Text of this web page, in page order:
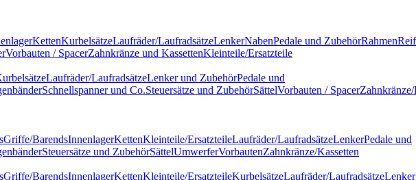
KettenKurbelsätzeLaufräder/LaufradsätzeLenkerNabenPedale und ZubehörRahmen
Vorbauten / SpacerZahnkränze und KassettenKleinteile/Ersatzteile
Laufräder/LaufradsätzeLenker und ZubehörPedale und
Schnellspanner und Co.Steuersätze und ZubehörSättelVorbauten / SpacerZahnkränze/
Griffe/BarendsInnenlagerKettenKleinteile/ErsatzteileLaufräder/LaufradsätzeLenkerPedale und
Steuersätze und ZubehörSättelUmwerferVorbautenZahnkränze/Kassetten
Griffe/BarendsInnenlagerKettenKleinteile/ErsatzteileKurbelsätzeLaufräder/LaufradsätzeLenker